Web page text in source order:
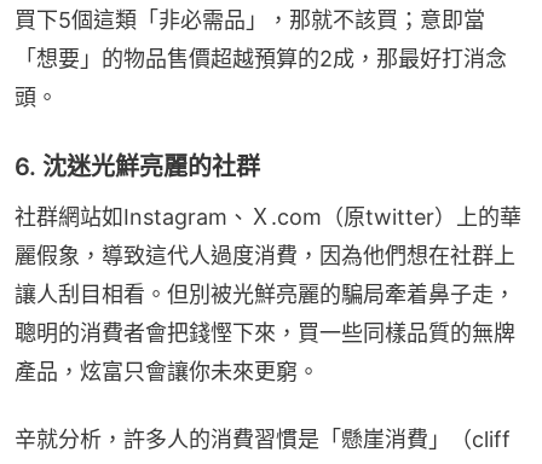
買下5個這類「非必需品」，那就不該買；意即當
「想要」的物品售價超越預算的2成，那最好打消念
頭。
6. 沈迷光鮮亮麗的社群
社群網站如Instagram、Ｘ.com（原twitter）上的華
麗假象，導致這代人過度消費，因為他們想在社群上
讓人刮目相看。但別被光鮮亮麗的騙局牽着鼻子走，
聰明的消費者會把錢慳下來，買一些同樣品質的無牌
產品，炫富只會讓你未來更窮。
辛就分析，許多人的消費習慣是「懸崖消費」（cliff